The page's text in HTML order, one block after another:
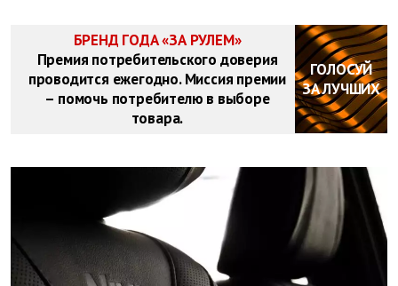
БРЕНД ГОДА «ЗА РУЛЕМ»
Премия потребительского доверия
проводится ежегодно. Миссия премии
– помочь потребителю в выборе
товара.
ГОЛОСУЙ
ЗА ЛУЧШИХ